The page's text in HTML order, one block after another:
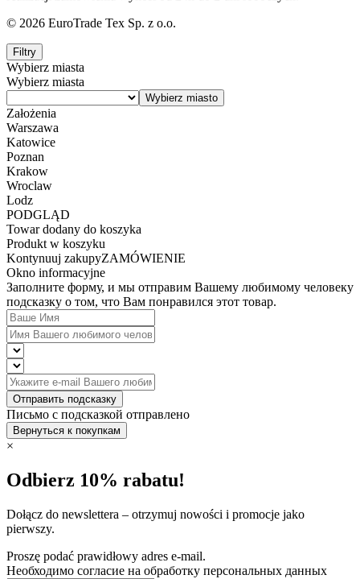
© 2026 EuroTrade Tex Sp. z o.o.
Filtry
Wybierz miasta
Wybierz miasta
Założenia
Warszawa
Katowice
Poznan
Krakow
Wroclaw
Lodz
PODGLĄD
Towar dodany do koszyka
Produkt w koszyku
Kontynuuj zakupyZAMÓWIENIE
Okno informacyjne
Заполните форму, и мы отправим Вашему любимому человеку
подсказку о том, что Вам понравился этот товар.
Отправить подсказку
Письмо с подсказкой отправлено
Вернуться к покупкам
×
Odbierz 10% rabatu!
Dołącz do newslettera – otrzymuj nowości i promocje jako
pierwszy.
Proszę podać prawidłowy adres e-mail.
Необходимо согласие на обработку персональных данных